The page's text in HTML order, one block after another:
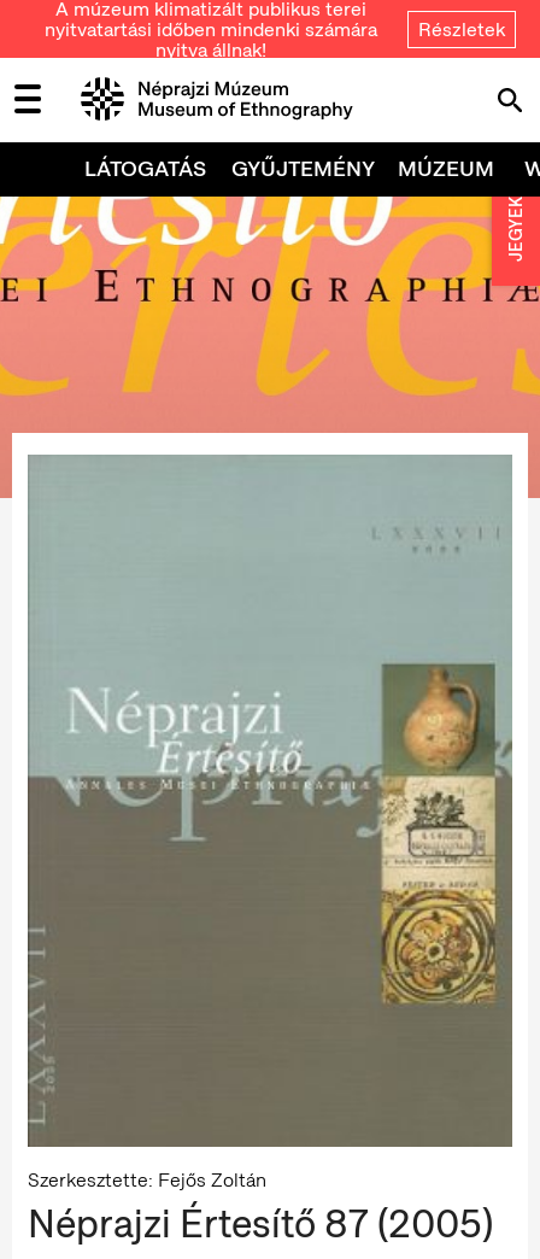
A múzeum klimatizált publikus terei
nyitvatartási időben mindenki számára
nyitva állnak!
Részletek
LÁTOGATÁS GYŰJTEMÉNY MÚZEUM
Szerkesztette: Fejős Zoltán
Néprajzi Értesítő 87 (2005)
JEGYEK